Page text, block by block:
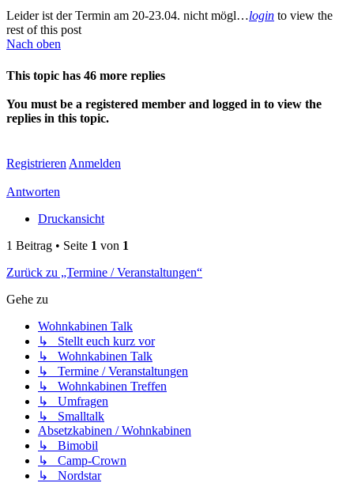
Leider ist der Termin am 20-23.04. nicht mögl…login to view the
rest of this post
Nach oben
This topic has 46 more replies
You must be a registered member and logged in to view the
replies in this topic.
Registrieren Anmelden
Antworten
Druckansicht
1 Beitrag • Seite 1 von 1
Zurück zu „Termine / Veranstaltungen“
Gehe zu
Wohnkabinen Talk
↳ Stellt euch kurz vor
↳ Wohnkabinen Talk
↳ Termine / Veranstaltungen
↳ Wohnkabinen Treffen
↳ Umfragen
↳ Smalltalk
Absetzkabinen / Wohnkabinen
↳ Bimobil
↳ Camp-Crown
↳ Nordstar